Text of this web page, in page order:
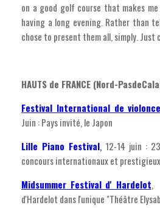
on a good golf course that makes
having a long evening. Rather than
chose to present them all, simply. Just
HAUTS de FRANCE (Nord-
Festival International de
Juin : Pays invité, le Japon
Lille Piano Festival, 12-14 juin :
concours internationaux et
Midsummer Festival d' Hardelot,
d'Hardelot dans l'unique "Théâtre